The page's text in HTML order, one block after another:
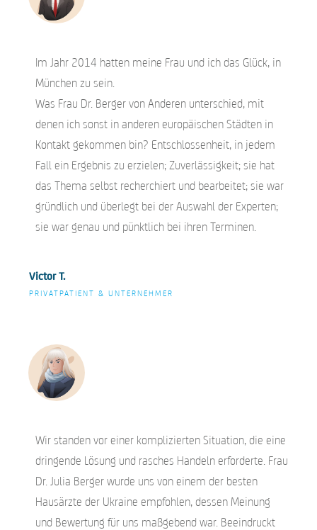
Im Jahr 2014 hatten meine Frau und ich das Glück, in
München zu sein.
Was Frau Dr. Berger von Anderen unterschied, mit
denen ich sonst in anderen europäischen Städten in
Kontakt gekommen bin? Entschlossenheit, in jedem
Fall ein Ergebnis zu erzielen; Zuverlässigkeit; sie hat
das Thema selbst recherchiert und bearbeitet; sie war
gründlich und überlegt bei der Auswahl der Experten;
sie war genau und pünktlich bei ihren Terminen.
Victor T.
PRIVATPATIENT & UNTERNEHMER
Wir standen vor einer komplizierten Situation, die eine
dringende Lösung und rasches Handeln erforderte. Frau
Dr. Julia Berger wurde uns von einem der besten
Hausärzte der Ukraine empfohlen, dessen Meinung
und Bewertung für uns maßgebend war. Beeindruckt